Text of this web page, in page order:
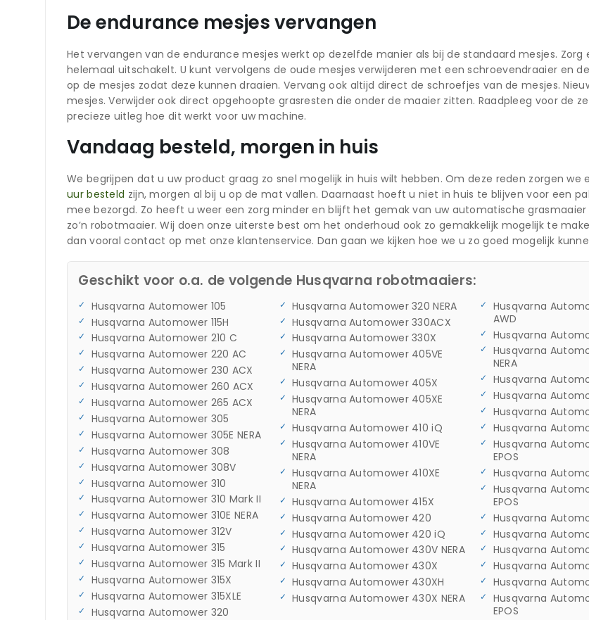
De endurance mesjes vervangen
Het vervangen van de endurance mesjes werkt op dezelfde manier als bij de standaard mesjes.
helemaal uitschakelt. U kunt vervolgens de oude mesjes verwijderen met een schroevendraaier en
op de mesjes zodat deze kunnen draaien. Vervang ook altijd direct de schroefjes van de mesjes.
mesjes. Verwijder ook direct opgehoopte grasresten die onder de maaier zitten. Raadpleeg voor de
precieze uitleg hoe dit werkt voor uw machine.
Vandaag besteld, morgen in huis
We begrijpen dat u uw product graag zo snel mogelijk in huis wilt hebben. Om deze reden zorgen
uur besteld zijn, morgen al bij u op de mat vallen. Daarnaast hoeft u niet in huis te blijven voor een
mee bezorgd. Zo heeft u weer een zorg minder en blijft het gemak van uw automatische
zo’n robotmaaier. Wij doen onze uiterste best om het onderhoud ook zo gemakkelijk mogelijk te
dan vooral contact op met onze klantenservice. Dan gaan we kijken hoe we u zo goed mogelijk
Geschikt voor o.a. de volgende Husqvarna robotmaaiers:
Husqvarna Automower 105
Husqvarna Automower 115H
Husqvarna Automower 210 C
Husqvarna Automower 220 AC
Husqvarna Automower 230 ACX
Husqvarna Automower 260 ACX
Husqvarna Automower 265 ACX
Husqvarna Automower 305
Husqvarna Automower 305E NERA
Husqvarna Automower 308
Husqvarna Automower 308V
Husqvarna Automower 310
Husqvarna Automower 310 Mark II
Husqvarna Automower 310E NERA
Husqvarna Automower 312V
Husqvarna Automower 315
Husqvarna Automower 315 Mark II
Husqvarna Automower 315X
Husqvarna Automower 315XLE
Husqvarna Automower 320
Husqvarna Automower 320 NERA
Husqvarna Automower 330ACX
Husqvarna Automower 330X
Husqvarna Automower 405VE
NERA
Husqvarna Automower 405X
Husqvarna Automower 405XE
NERA
Husqvarna Automower 410 iQ
Husqvarna Automower 410VE
NERA
Husqvarna Automower 410XE
NERA
Husqvarna Automower 415X
Husqvarna Automower 420
Husqvarna Automower 420 iQ
Husqvarna Automower 430V NERA
Husqvarna Automower 430X
Husqvarna Automower 430XH
Husqvarna Automower 430X NERA
Husqvarna
AWD
Husqvarna
Husqvarna
NERA
Husqvarna
Husqvarna
Husqvarna
Husqvarna
Husqvarna
EPOS
Husqvarna
Husqvarna
EPOS
Husqvarna
Husqvarna
Husqvarna
Husqvarna
Husqvarna
Husqvarna
EPOS